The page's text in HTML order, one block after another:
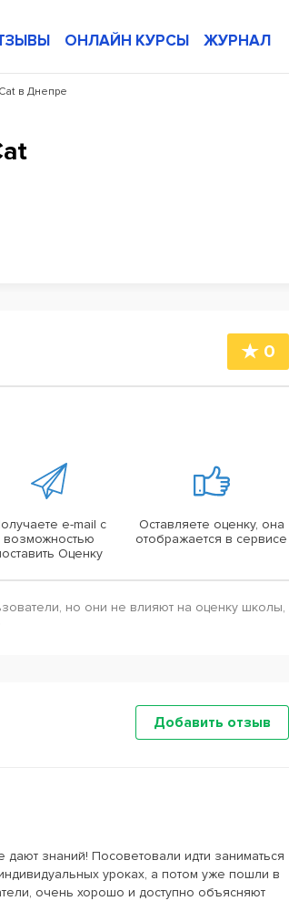
ОНЛАЙН КУРСЫ ЖУРНАЛ
в Днепре
0
e-mail с
возможностью
Оценку
Оставляете оценку, она
отображается в сервисе
но они не влияют на оценку школы,
Добавить отзыв
знаний! Посоветовали идти заниматься
уроках, а потом уже пошли в
очень хорошо и доступно объясняют